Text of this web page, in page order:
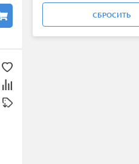
Kumho
СБРОСИТЬ